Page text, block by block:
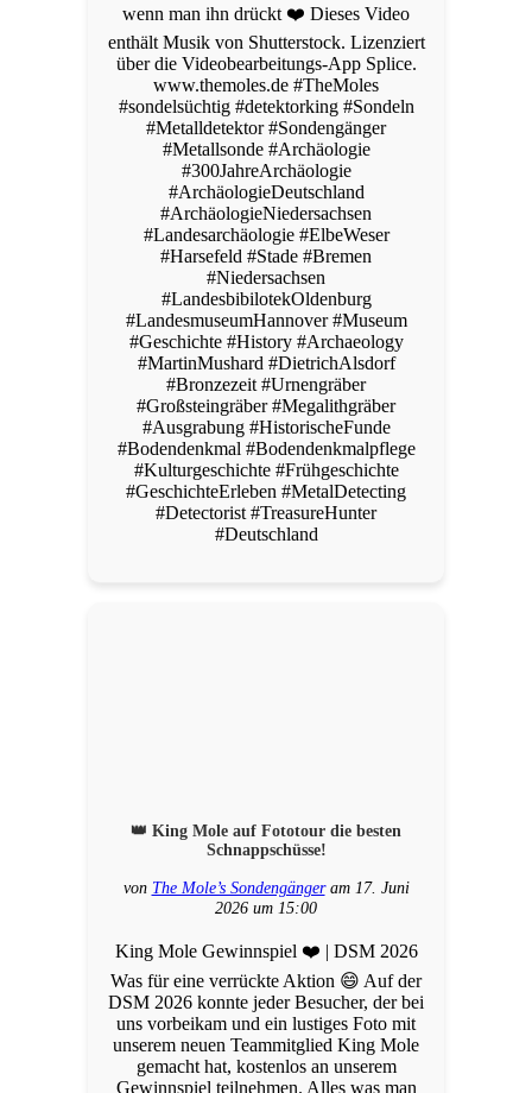
wenn man ihn drückt ❤️ Dieses Video
enthält Musik von Shutterstock. Lizenziert
über die Videobearbeitungs-App Splice.
www.themoles.de #TheMoles
#sondelsüchtig #detektorking #Sondeln
#Metalldetektor #Sondengänger
#Metallsonde #Archäologie
#300JahreArchäologie
#ArchäologieDeutschland
#ArchäologieNiedersachsen
#Landesarchäologie #ElbeWeser
#Harsefeld #Stade #Bremen
#Niedersachsen
#LandesbibilotekOldenburg
#LandesmuseumHannover #Museum
#Geschichte #History #Archaeology
#MartinMushard #DietrichAlsdorf
#Bronzezeit #Urnengräber
#Großsteingräber #Megalithgräber
#Ausgrabung #HistorischeFunde
#Bodendenkmal #Bodendenkmalpflege
#Kulturgeschichte #Frühgeschichte
#GeschichteErleben #MetalDetecting
#Detectorist #TreasureHunter
#Deutschland
👑 King Mole auf Fototour die besten
Schnappschüsse!
von The Mole’s Sondengängeram 17. Juni
2026 um 15:00
King Mole Gewinnspiel ❤️ | DSM 2026
Was für eine verrückte Aktion 😄 Auf der
DSM 2026 konnte jeder Besucher, der bei
uns vorbeikam und ein lustiges Foto mit
unserem neuen Teammitglied King Mole
gemacht hat, kostenlos an unserem
Gewinnspiel teilnehmen. Alles was man